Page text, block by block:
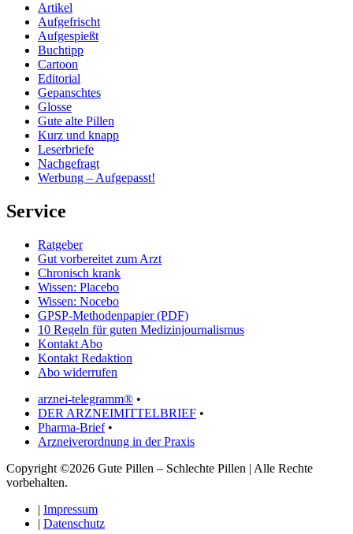
Artikel
Aufgefrischt
Aufgespießt
Buchtipp
Cartoon
Editorial
Gepanschtes
Glosse
Gute alte Pillen
Kurz und knapp
Leserbriefe
Nachgefragt
Werbung – Aufgepasst!
Service
Ratgeber
Gut vorbereitet zum Arzt
Chronisch krank
Wissen: Placebo
Wissen: Nocebo
GPSP-Methodenpapier (PDF)
10 Regeln für guten Medizinjournalismus
Kontakt Abo
Kontakt Redaktion
Abo widerrufen
arznei-telegramm® •
DER ARZNEIMITTELBRIEF •
Pharma-Brief•
Arzneiverordnung in der Praxis
Copyright ©2026 Gute Pillen – Schlechte Pillen | Alle Rechte
vorbehalten.
| Impressum
| Datenschutz